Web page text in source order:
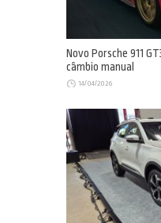
Novo Porsche 911
câmbio manual
14/04/2026